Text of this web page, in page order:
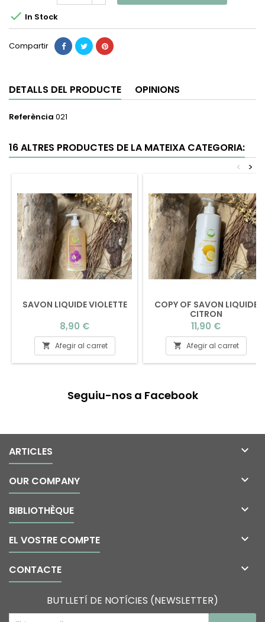
 In Stock
Compartir
DETALLS DEL PRODUCTE OPINIONS
Referència 021
16 ALTRES PRODUCTES DE LA MATEIXA CATEGORIA:
>
<
SAVON LIQUIDE VIOLETTE
Preu
8,90 €
 Afegir al carret
COPY OF SAVON LIQUIDE
CITRON
Preu
11,90 €
 Afegir al carret
Seguiu-nos a Facebook
ARTICLES 
OUR COMPANY 
BIBLIOTHÈQUE 
EL VOSTRE COMPTE 
CONTACTE 
BUTLLETÍ DE NOTÍCIES (NEWSLETTER)